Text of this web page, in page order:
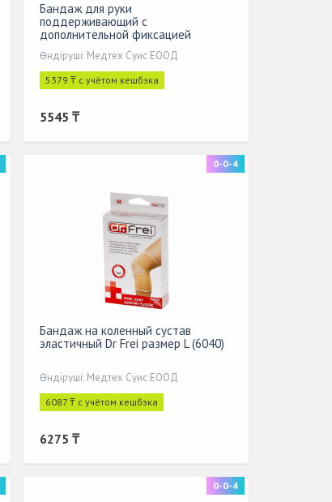
Бандаж для руки
поддерживающий с
дополнительной фиксацией
MedTextile арт 9912 XL черный
Өндіруші: Медтех Суис ЕООД
5379 ₸ с учётом кешбэка
5545 ₸
0-0-4
Бандаж на коленный сустав
эластичный Dr Frei размер L (6040)
Өндіруші: Медтех Суис ЕООД
6087 ₸ с учётом кешбэка
6275 ₸
0-0-4